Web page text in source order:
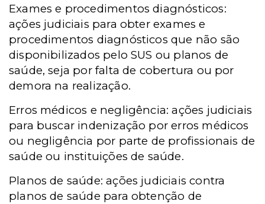
Exames e procedimentos diagnósticos:
ações judiciais para obter exames e
procedimentos diagnósticos que não são
disponibilizados pelo SUS ou planos de
saúde, seja por falta de cobertura ou por
demora na realização.
Erros médicos e negligência: ações judiciais
para buscar indenização por erros médicos
ou negligência por parte de profissionais de
saúde ou instituições de saúde.
Planos de saúde: ações judiciais contra
planos de saúde para obtenção de